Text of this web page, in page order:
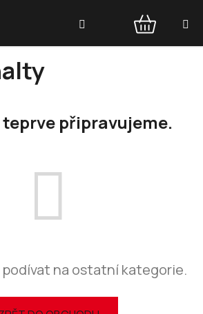
NÁKUPNÍ
připravujeme.
na ostatní kategorie.